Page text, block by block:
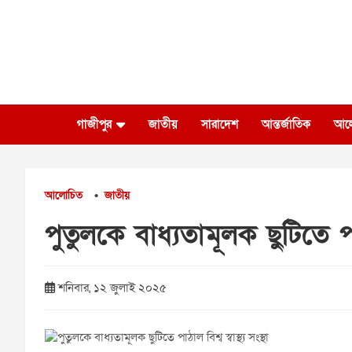
গাজীপুর জাতীয় সারাদেশ আন্তর্জাতিক
আলোচিত • জাতীয়
পুতুলকে বাধ্যতামূলক ছুটিতে
শনিবার, ১২ জুলাই ২০২৫